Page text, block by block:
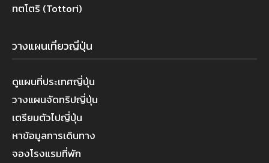
ทตโตริ (Tottori)
วางแผนเที่ยวญี่ปุ่น
ดูแผนที่ประเทศญี่ปุ่น
วางแผนจัดทริปญี่ปุ่น
เตรียมตัวไปญี่ปุ่น
หาข้อมูลการเดินทาง
จองโรงแรมที่พัก